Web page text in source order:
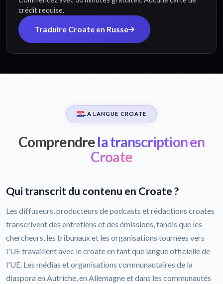
crédit requise.
Traduire Croate en Russe
LA LANGUE CROATE
Comprendrela transcription en
Croate
Qui transcrit du contenu en Croate ?
Les diffuseurs, producteurs de podcasts et rédactions croates
transcrivent des entretiens et des émissions, tandis que les
chercheurs, les tribunaux et les organisations tournées vers
l'UE travaillent avec le croate en tant que langue officielle de
l'UE. Les médias et organisations communautaires de la
diaspora en Autriche, en Allemagne et dans les communautés